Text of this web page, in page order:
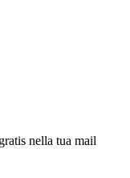
nella tua mail